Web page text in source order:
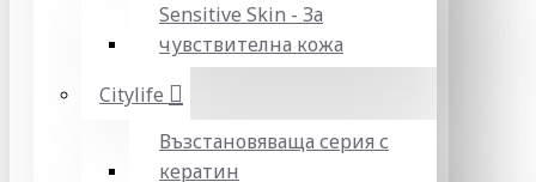
Sensitive Skin - За
чувствителна кожа
Citylife
Възстановяваща серия с
кератин